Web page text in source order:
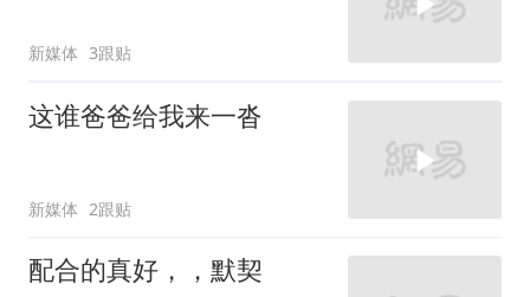
新媒体 3跟贴
这谁爸爸给我来一沓
新媒体 2跟贴
配合的真好，，默契